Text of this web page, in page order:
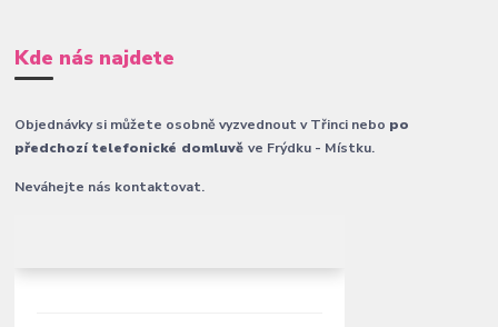
Kde nás najdete
Objednávky si můžete osobně vyzvednout v Třinci nebo po
předchozí telefonické domluvěve Frýdku - Místku.
Neváhejte nás kontaktovat.